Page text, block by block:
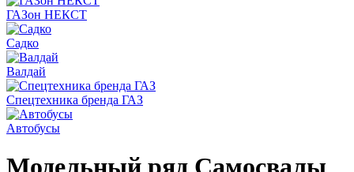
ГАЗон НЕКСТ
Садко
Валдай
Спецтехника бренда ГАЗ
Автобусы